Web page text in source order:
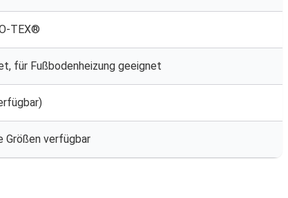
TEX®
für Fußbodenheizung geeignet
Größen verfügbar